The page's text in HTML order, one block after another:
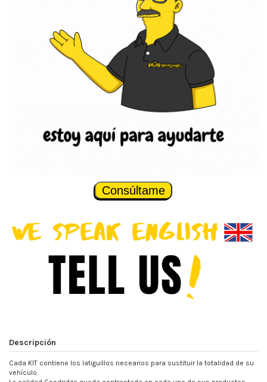
Consúltame
Descripción
Cada KIT contiene los latiguillos necearios para sustituir la totalidad de su
vehículo.